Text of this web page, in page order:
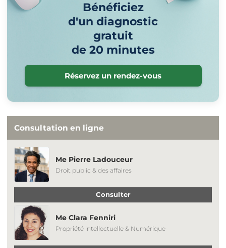
Bénéficiez
d'un diagnostic
gratuit
de 20 minutes
Réservez un rendez-vous
Consultation en ligne
Me Pierre Ladouceur
Droit public & des affaires
Consulter
Me Clara Fenniri
Propriété intellectuelle & Numérique